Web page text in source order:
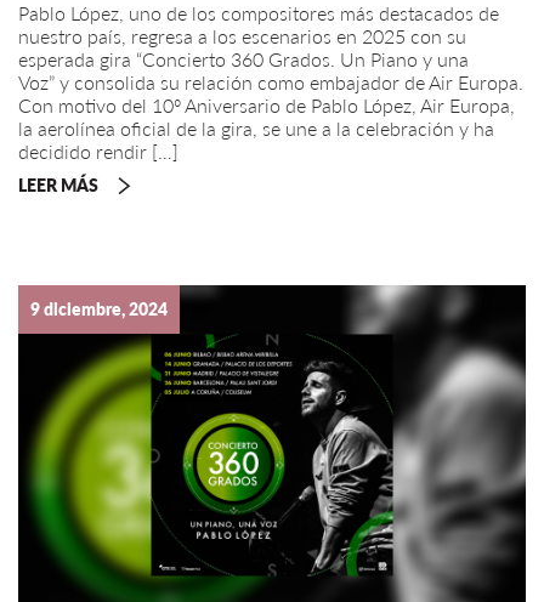
Pablo López, uno de los compositores más destacados de
nuestro país, regresa a los escenarios en 2025 con su
esperada gira “Concierto 360 Grados. Un Piano y una
Voz” y consolida su relación como embajador de Air Europa.
Con motivo del 10º Aniversario de Pablo López, Air Europa,
la aerolínea oficial de la gira, se une a la celebración y ha
decidido rendir […]
LEER MÁS
9 diciembre, 2024